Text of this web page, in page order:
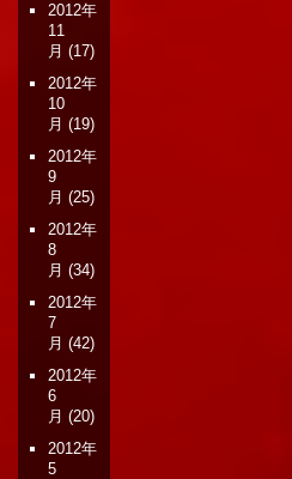
2012年
11
月 (17)
2012年
10
月 (19)
2012年
9
月 (25)
2012年
8
月 (34)
2012年
7
月 (42)
2012年
6
月 (20)
2012年
5